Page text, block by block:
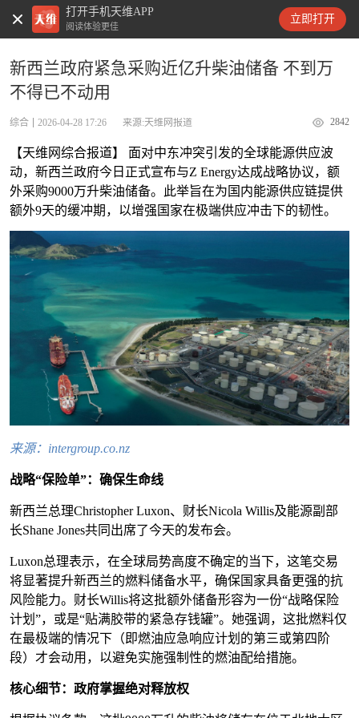
打开手机天维APP
阅读体验更佳
立即打开
天维新闻
新西兰政府紧急采购近亿升柴油储备 不到万
不得已不动用
综合 2026-04-28 17:26 来源:天维网报道 2842
【天维网综合报道】 面对中东冲突引发的全球能源供应波
动，新西兰政府今日正式宣布与Z Energy达成战略协议，额
外采购9000万升柴油储备。此举旨在为国内能源供应链提供
额外9天的缓冲期，以增强国家在极端供应冲击下的韧性。
来源：intergroup.co.nz
战略“保险单”：确保生命线
新西兰总理Christopher Luxon、财长Nicola Willis及能源副部
长Shane Jones共同出席了今天的发布会。
Luxon总理表示，在全球局势高度不确定的当下，这笔交易
将显著提升新西兰的燃料储备水平，确保国家具备更强的抗
风险能力。财长Willis将这批额外储备形容为一份“战略保险
计划”，或是“贴满胶带的紧急存钱罐”。她强调，这批燃料仅
在最极端的情况下（即燃油应急响应计划的第三或第四阶
段）才会动用，以避免实施强制性的燃油配给措施。
核心细节：政府掌握绝对释放权